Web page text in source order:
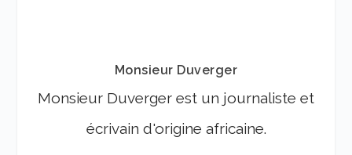
Monsieur Duverger
Monsieur Duverger est un journaliste et
écrivain d'origine africaine.